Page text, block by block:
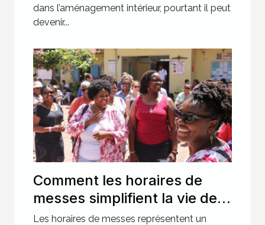
dans l’aménagement intérieur, pourtant il peut
devenir...
Comment les horaires de
messes simplifient la vie des
pratiquants ?
Les horaires de messes représentent un